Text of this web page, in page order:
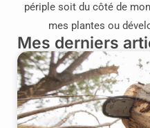
périple soit du côté de
mes plantes ou
Mes derniers